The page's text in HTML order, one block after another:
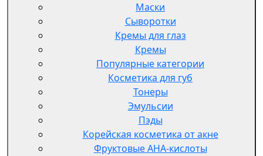
Маски
Сыворотки
Кремы для глаз
Кремы
Популярные категории
Косметика для губ
Тонеры
Эмульсии
Пэды
Корейская косметика от акне
Фруктовые AHA-кислоты